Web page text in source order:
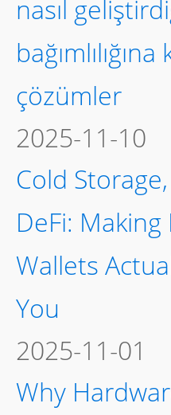
nasıl
çözümler
2025-11-10
Cold
DeFi:
Wallets
You
2025-11-01
Why